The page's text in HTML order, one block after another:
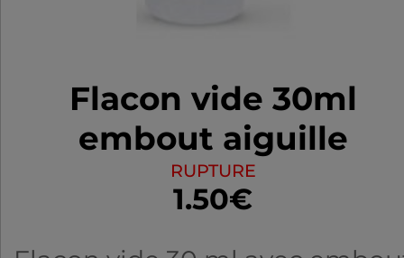
Flacon vide 30ml
embout aiguille
RUPTURE
1.50€